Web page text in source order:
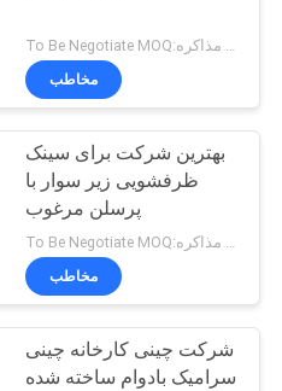
توالت
20
27
To Be Negotiate MOQ:برای مذاکره
مخاطب
بهترین شرکت برای سینک
ظرفشویی زیر سوار با
پرسلن مرغوب
مخاطب
شرکت چینی کارخانه چینی
سرامیک بادوام ساخته شده